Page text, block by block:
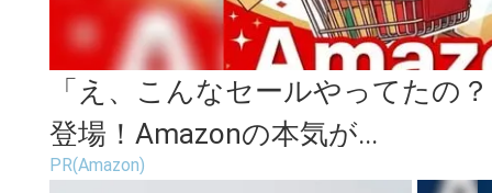
「え、こんなセールやってたの
登場！Amazonの本気が...
PR(Amazon)